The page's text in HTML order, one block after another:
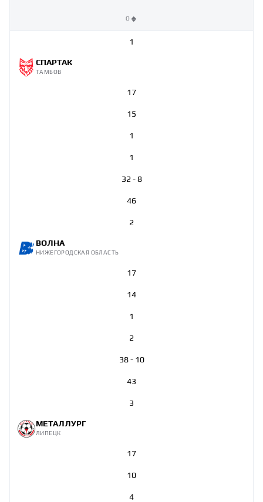
О
1
СПАРТАК
ТАМБОВ
17
15
1
1
32 - 8
46
2
ВОЛНА
НИЖЕГОРОДСКАЯ ОБЛАСТЬ
17
14
1
2
38 - 10
43
3
МЕТАЛЛУРГ
ЛИПЕЦК
17
10
4